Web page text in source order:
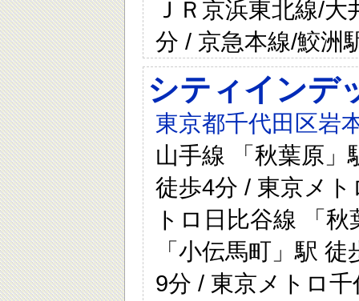
ＪＲ京浜東北線/
分 / 京急本線/鮫洲
シティインデ
東京都千代田区岩
山手線 「秋葉原」
徒歩4分 / 東京メ
トロ日比谷線 「
「小伝馬町」駅
9分 / 東京メトロ